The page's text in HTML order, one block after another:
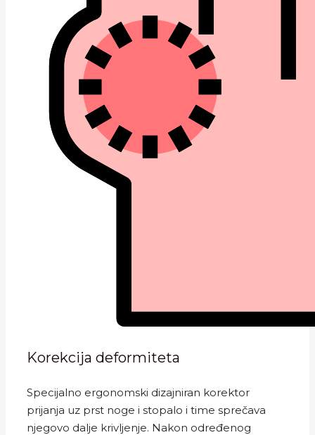
Korekcija deformiteta
Specijalno ergonomski dizajniran korektor
prijanja uz prst noge i stopalo i time sprečava
njegovo dalje krivljenje. Nakon određenog